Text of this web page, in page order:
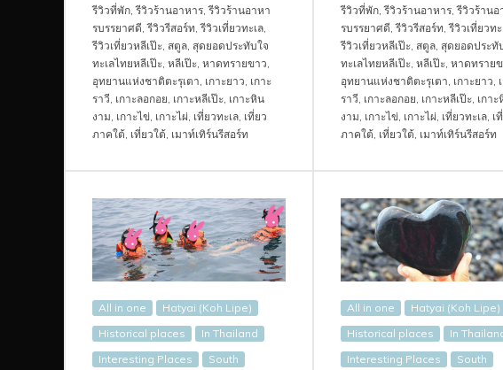
รีวิวที่พัก ,รีวิวร้านอาหาร ,รีวิวร้านอาหา
รบรรยาศดี ,รีวิวรีสอร์ท ,รีวิวเที่ยวทะเล
รีวิวเที่ยวหลีเป๊ะ สตูล สุดยอดประทับใจ
ทะเลไทยหลีเป๊ะ หลีเป๊ะ หาดทรายขาว
อุทยานแห่งชาติตะรุเตา เกาะยาว เกาะ
ราวี เกาะลอกอย เกาะหลีเป๊ะ เกาะหิน
งาม เกาะไข่ เกาะไผ่ เที่ยวทะเล เที่ยว
ภาคใต้ เที่ยวใต้ เมาท์เทิร์นรีสอร์ท
รีวิวที่พัก,รีวิวร้านอาหาร,รีวิวร้านอ
รบรรยาศดี ,รีวิวรีสอร์ท ,รีวิวเที่ยวทะ
รีวิวเที่ยวหลีเป๊ะ, สตูล, สุดยอดประทั
ทะเลไทยหลีเป๊ะ, หลีเป๊ะ, หาดทราย
อุทยานแห่งชาติตะรุเตา เกาะยาว
ราวี เกาะลอกอย เกาะหลีเป๊ะ, เกาะ
งาม เกาะไข่ เกาะไผ่ เที่ยวทะเล, เ
ภาคใต้, เที่ยวใต้, เมาท์เทิร์นรีสอร์ท
All in one
Hatyai (Koh Lipe)
Historical places
In Thailand
Interesting Places
South
All in one
Hatyai (Koh Lipe)
Historical places
In
Interesting Places
South